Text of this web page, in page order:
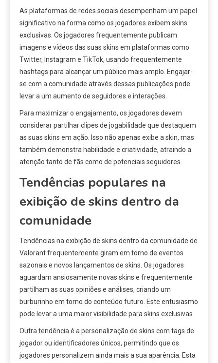
As plataformas de redes sociais desempenham um papel
significativo na forma como os jogadores exibem skins
exclusivas. Os jogadores frequentemente publicam
imagens e vídeos das suas skins em plataformas como
Twitter, Instagram e TikTok, usando frequentemente
hashtags para alcançar um público mais amplo. Engajar-
se com a comunidade através dessas publicações pode
levar a um aumento de seguidores e interações.
Para maximizar o engajamento, os jogadores devem
considerar partilhar clipes de jogabilidade que destaquem
as suas skins em ação. Isso não apenas exibe a skin, mas
também demonstra habilidade e criatividade, atraindo a
atenção tanto de fãs como de potenciais seguidores.
Tendências populares na
exibição de skins dentro da
comunidade
Tendências na exibição de skins dentro da comunidade de
Valorant frequentemente giram em torno de eventos
sazonais e novos lançamentos de skins. Os jogadores
aguardam ansiosamente novas skins e frequentemente
partilham as suas opiniões e análises, criando um
burburinho em torno do conteúdo futuro. Este entusiasmo
pode levar a uma maior visibilidade para skins exclusivas.
Outra tendência é a personalização de skins com tags de
jogador ou identificadores únicos, permitindo que os
jogadores personalizem ainda mais a sua aparência. Esta